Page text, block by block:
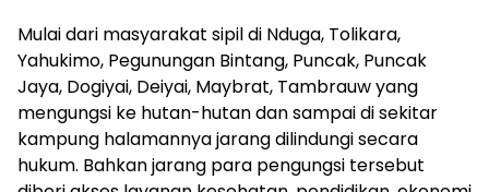
Mulai dari masyarakat sipil di Nduga, Tolikara,
Yahukimo, Pegunungan Bintang, Puncak, Puncak
Jaya, Dogiyai, Deiyai, Maybrat, Tambrauw yang
mengungsi ke hutan-hutan dan sampai di sekitar
kampung halamannya jarang dilindungi secara
hukum. Bahkan jarang para pengungsi tersebut